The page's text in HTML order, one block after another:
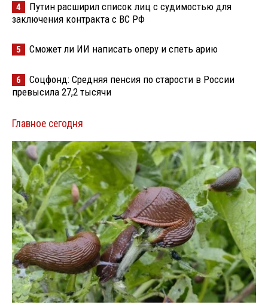
4
Путин расширил список лиц с судимостью для
заключения контракта с ВС РФ
5 Сможет ли ИИ написать оперу и спеть арию
6
Соцфонд: Средняя пенсия по старости в России
превысила 27,2 тысячи
Главное сегодня